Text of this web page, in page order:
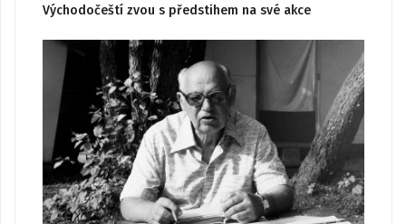
Východočeští zvou s předstihem na své akce